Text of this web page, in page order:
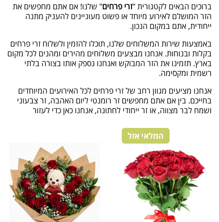
ברוכים הבאים לקטגורית "זרי פרחים" שלנו! אם אתם מחפשים את
הזר המושלם לאירוע מיוחד או פשוט מעוניינים להעניק מתנה
ייחודית, אתם במקום הנכון.
באמצעות שירות המשלוחים שלנו, תוכלו להזמין ולשלוח זרי פרחים
בקלות ובנוחות. אנחנו מבצעים משלוחים מהירים ומהנים לכל מקום
בארץ. תזמינו את הזר המבוקש ואנחנו נספק אותו בצורה בלתי
רשמית ומקסימה.
אנחנו מציעים מגוון רחב של זרי פרחים לכל האירועים המיוחדים
בחייכם. בין אם אתם מחפשים זר רומנטי ליום האהבה, זר צבעוני
ושמח לבר מצווה, או זר ייחודי לחתונה, אנחנו כאן כדי לעזור
המלאי אזל